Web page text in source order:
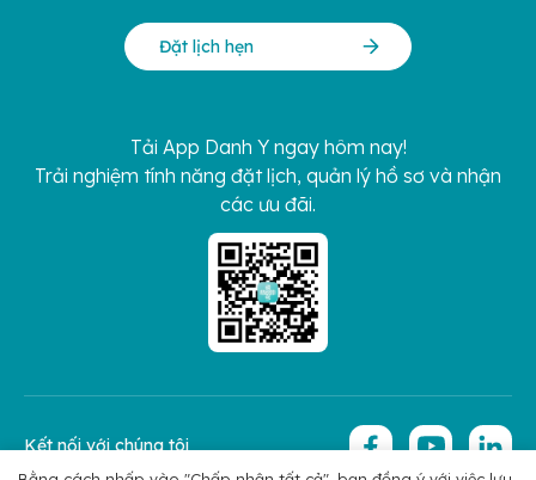
Đặt lịch hẹn
Tải App Danh Y ngay hôm nay!
Trải nghiệm tính năng đặt lịch, quản lý hồ sơ và nhận
các ưu đãi.
Kết nối với chúng tôi